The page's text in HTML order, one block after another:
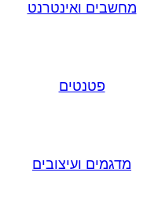
מחשבים ואינטרנט
פטנטים
מדגמים ועיצובים